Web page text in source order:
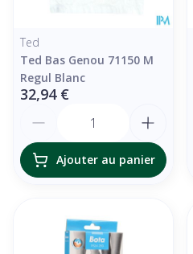
Ted
Ted Bas Genou 71150 M
Regul Blanc
32,94 €
Ajouter au panier